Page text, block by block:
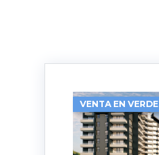
VENTA EN VERDE